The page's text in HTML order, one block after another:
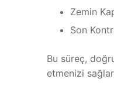
Zemin
Son
Bu süreç,
etmenizi